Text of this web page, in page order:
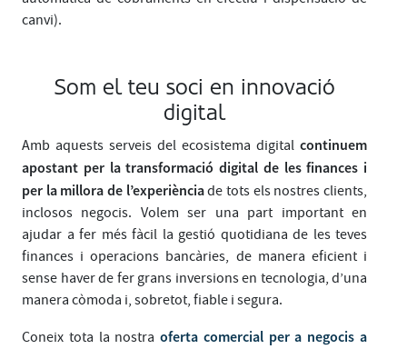
canvi).
Som el teu soci en innovació
digital
Amb aquests serveis del ecosistema digital continuem
apostant per la transformació digital de les finances i
per la millora de l’experiènciade tots els nostres clients,
inclosos negocis. Volem ser una part important en
ajudar a fer més fàcil la gestió quotidiana de les teves
finances i operacions bancàries, de manera eficient i
sense haver de fer grans inversions en tecnologia, d’una
manera còmoda i, sobretot, fiable i segura.
Coneix tota la nostraoferta comercial per a negocis a